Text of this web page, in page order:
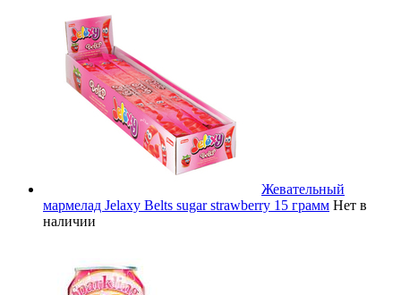
Жевательный
мармелад Jelaxy Belts sugar strawberry 15 грамм Нет в
наличии